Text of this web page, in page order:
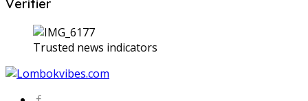
Verifier
Trusted news indicators